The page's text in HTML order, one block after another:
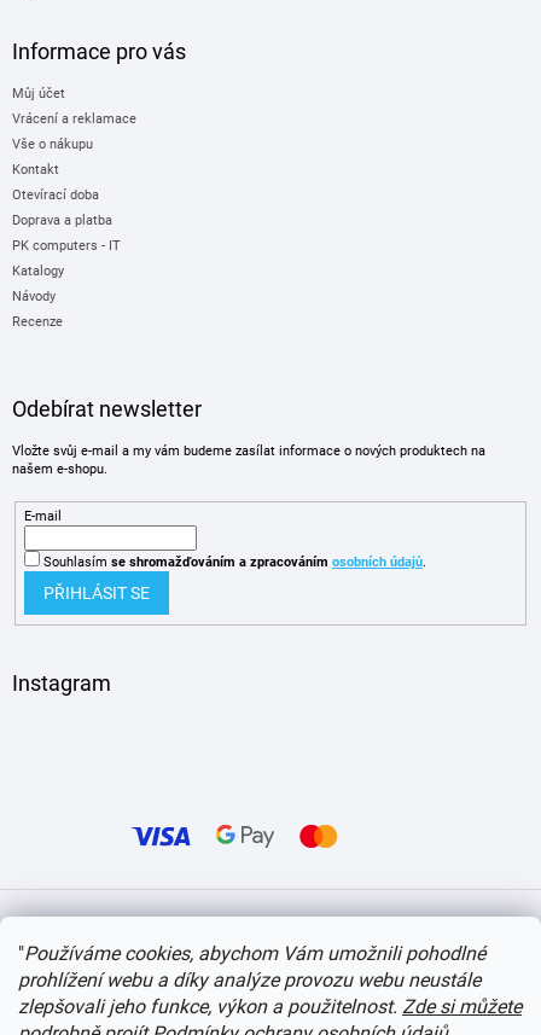
"Používáme cookies, abychom Vám umožnili pohodlné
prohlížení webu a díky analýze provozu webu neustále
zlepšovali jeho funkce, výkon a použitelnost. Zde si můžete
Informace pro vás
Můj účet
Vrácení a reklamace
Vše o nákupu
Kontakt
Otevírací doba
Doprava a platba
PK computers - IT
Katalogy
Návody
Recenze
Odebírat newsletter
Vložte svůj e-mail a my vám budeme zasílat informace o nových produktech na
našem e-shopu.
E-mail
Souhlasím se shromažďováním a zpracováním osobních údajů.
PŘIHLÁSIT SE
Instagram
Copyright 2026itvlaky.cz . Všechna práva vyhrazena. Upravit nastavení cookies